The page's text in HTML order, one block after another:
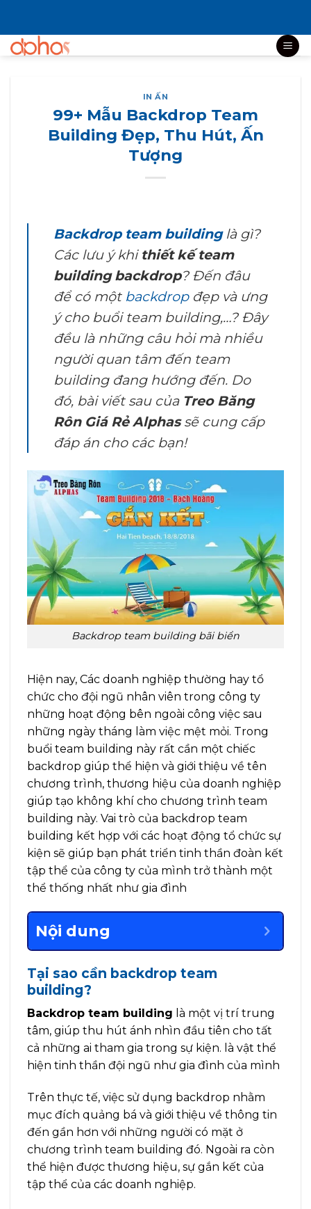
nội
dung
IN ẤN
99+ Mẫu Backdrop Team
Building Đẹp, Thu Hút, Ấn
Tượng
Backdrop team buildinglà gì?
Các lưu ý khi thiết kếteam
building backdrop? Đến đâu
để có một backdropđẹp và ưng
ý cho buổi team building,…? Đây
đều là những câu hỏi mà nhiều
người quan tâm đến team
building đang hướng đến. Do
đó, bài viết sau của Treo Băng
Rôn Giá Rẻ Alphassẽ cung cấp
đáp án cho các bạn!
Backdrop team building bãi biển
Hiện nay, Các doanh nghiệp thường hay tổ
chức cho đội ngũ nhân viên trong công ty
những hoạt động bên ngoài công việc sau
những ngày tháng làm việc mệt mỏi. Trong
buổi team building này rất cần một chiếc
backdrop giúp thể hiện và giới thiệu về tên
chương trình, thương hiệu của doanh nghiệp
giúp tạo không khí cho chương trình team
building này. Vai trò của backdrop team
building kết hợp với các hoạt động tổ chức sự
kiện sẽ giúp bạn phát triển tinh thần đoàn kết
tập thể của công ty của mình trở thành một
thể thống nhất như gia đình
Nội dung
Tại sao cần backdrop team
building?
Backdrop team building là một vị trí trung
tâm, giúp thu hút ánh nhìn đầu tiên cho tất
cả những ai tham gia trong sự kiện. là vật thể
hiện tinh thần đội ngũ như gia đình của mình
Trên thực tế, việc sử dụng backdrop nhằm
mục đích quảng bá và giới thiệu về thông tin
đến gần hơn với những người có mặt ở
chương trình team building đó. Ngoài ra còn
thể hiện được thương hiệu, sự gắn kết của
tập thể của các doanh nghiệp.